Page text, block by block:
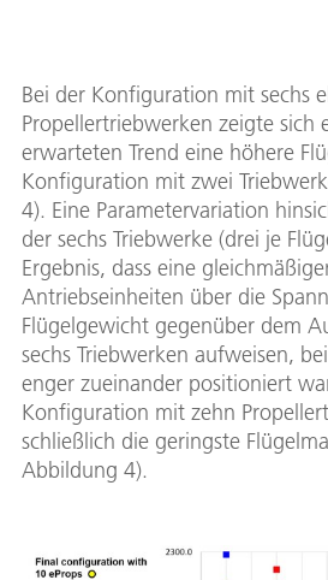
Bei der Konfiguration mit sechs
Propellertriebwerken zeigte sich
erwarteten Trend eine höhere
Konfiguration mit zwei
4). Eine Parametervariation
der sechs Triebwerke (drei je
Ergebnis, dass eine
Antriebseinheiten über die
Flügelgewicht gegenüber dem
sechs Triebwerken aufweisen,
enger zueinander positioniert
Konfiguration mit zehn
schließlich die geringste
Abbildung 4).